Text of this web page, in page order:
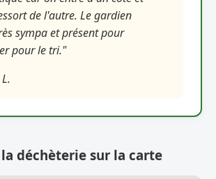
de l'autre. Le gardien
sympa et présent pour
pour le tri."
déchèterie sur la carte